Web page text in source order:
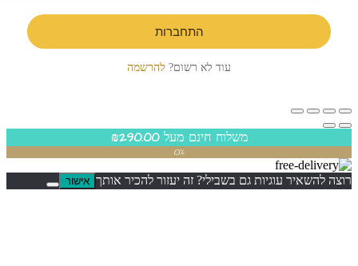
עוד לא רשום?להרשמה
משלוח חינם מעל ₪290.00
עוגיות גם בשבילי? זה יעזור להכיר אותך אישור